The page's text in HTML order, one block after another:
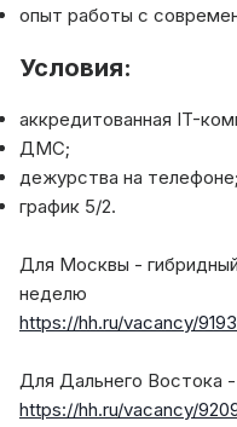
опыт работы с
Условия:
аккредитованная IT-
ДМС;
дежурства на телефоне;
график 5/2.
Для Москвы -
неделю
https://hh.ru/vacancy/
Для Дальнего Востока -
https://hh.ru/vacancy/